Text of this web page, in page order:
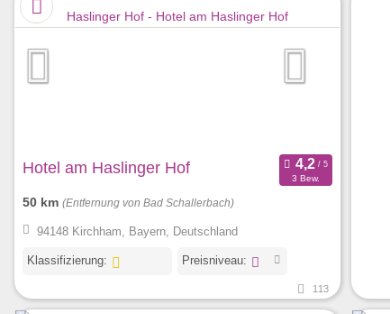
Hotel am Haslinger Hof
3 Bew.
50 km (Entfernung von Bad Schallerbach)
94148 Kirchham, Bayern, Deutschland
Klassifizierung: Preisniveau:
113